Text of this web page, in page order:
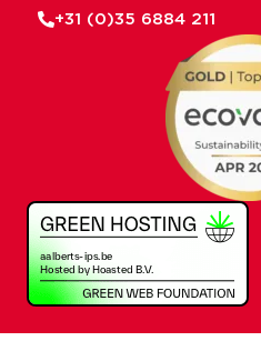
+31 (0)35 6884 211